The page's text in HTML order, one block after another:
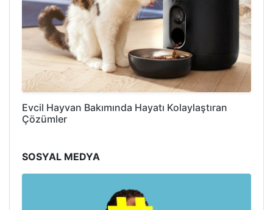
Evcil Hayvan Bakımında Hayatı Kolaylaştıran
Çözümler
SOSYAL MEDYA